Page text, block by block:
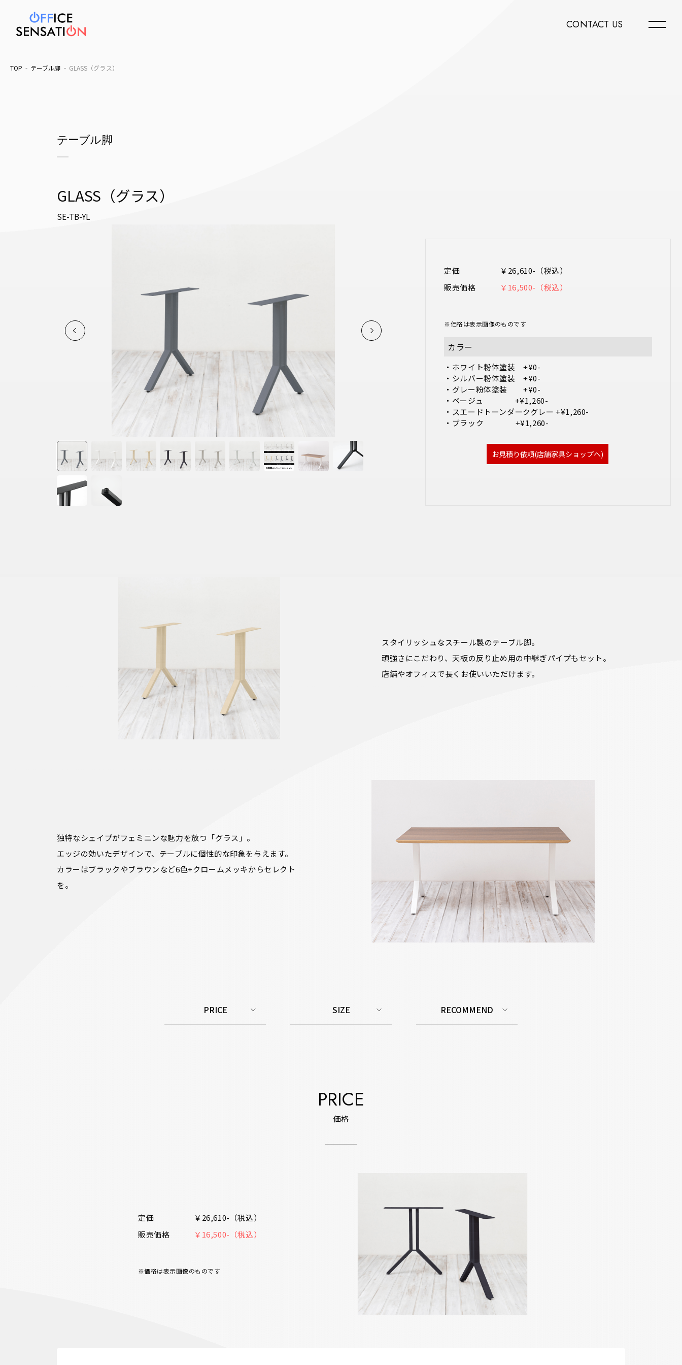
CONTACT US
TOP テーブル脚 GLASS（グラス）
テーブル脚
GLASS（グラス）
SE-TB-YL
定価
￥26,610-（税込）
販売価格
￥16,500-（税込）
※価格は表示画像のものです
カラー
・ホワイト粉体塗装　+¥0-
・シルバー粉体塗装　+¥0-
・グレー粉体塗装　　+¥0-
・ベージュ　　　　+¥1,260-
・スエードトーンダークグレー +¥1,260-
お見積り依頼(店舗家具ショップへ)
スタイリッシュなスチール製のテーブル脚。
頑強さにこだわり、天板の反り止め用の中継ぎパイプもセット。
店舗やオフィスで長くお使いいただけます。
独特なシェイプがフェミニンな魅力を放つ「グラス」。
エッジの効いたデザインで、テーブルに個性的な印象を与えます。
カラーはブラックやブラウンなど6色+クロームメッキからセレクト
を。
PRICE SIZE RECOMMEND
PRICE
価格
定価
￥26,610-（税込）
販売価格
￥16,500-（税込）
※価格は表示画像のものです